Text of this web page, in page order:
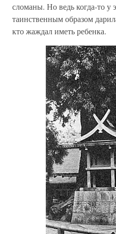
сломаны. Но ведь когда-то
таинственным образом
кто жаждал иметь ребенка.